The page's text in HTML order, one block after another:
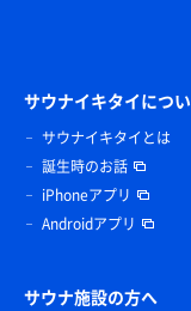
サウナイキタイにつ
サウナイキタイとは
誕生時のお話
iPhoneアプリ
Androidアプリ
サウナ施設の方へ